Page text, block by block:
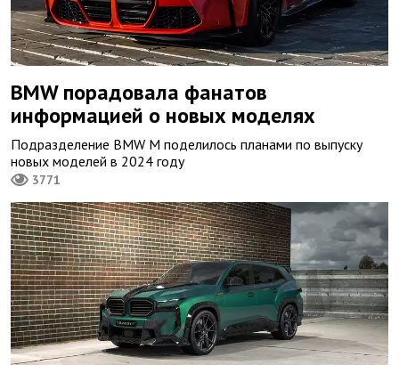
BMW порадовала фанатов
информацией о новых моделях
Подразделение BMW M поделилось планами по выпуску
новых моделей в 2024 году
3771